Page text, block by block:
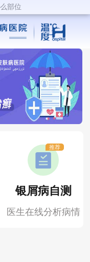
银屑病自测
医生在线分析病情
推荐